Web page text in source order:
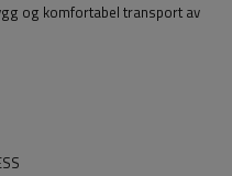
og komfortabel transport av